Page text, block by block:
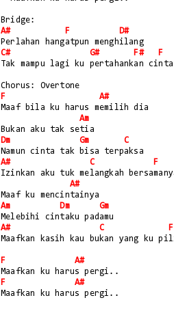
Bridge:
A#
F
D#
Perlahan hangatpun menghilang
C#
G# F# F
Tak mampu lagi ku pertahankan cinta
Chorus: Overtone
F
A#
Maaf bila ku harus memilih dia
Am
Bukan aku tak setia
Dm
Gm
C
Namun cinta tak bisa terpaksa
A#
C
F
Izinkan aku tuk melangkah
A#
Maaf ku mencintainya
Am
Dm
Gm
Melebihi cintaku padamu
A#
C
F
Maafkan kasih kau bukan yang ku
F
A#
Maafkan ku harus pergi..
F
A#
Maafkan ku harus pergi..